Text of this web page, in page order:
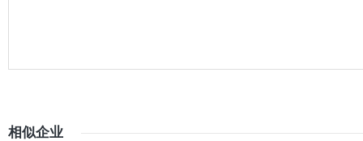
相似企业